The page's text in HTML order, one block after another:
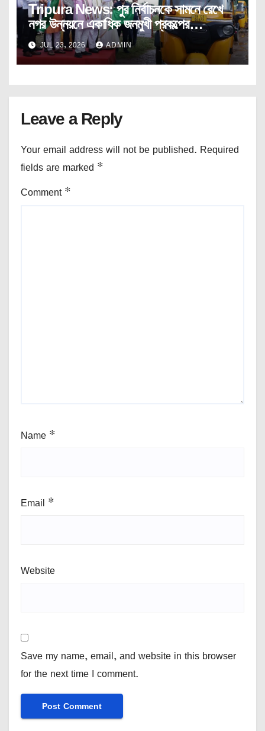
Tripura News: পুর নির্বাচনকে সামনে রেখে
নগর উন্নয়নে একাধিক জনমুখী প্রকল্পের
উদ্বোধন।
JUL 23, 2026 ADMIN
Leave a Reply
Your email address will not be published. Required
fields are marked *
Comment *
Name *
Email *
Website
Save my name, email, and website in this browser
for the next time I comment.